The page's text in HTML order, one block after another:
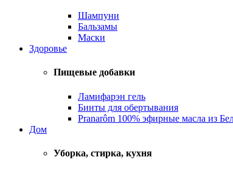
Шампуни
Бальзамы
Маски
Здоровье
Пищевые добавки
Ламифарэн гель
Бинты для обертывания
Pranarôm 100% эфирные масла из
Дом
Уборка, стирка, кухня